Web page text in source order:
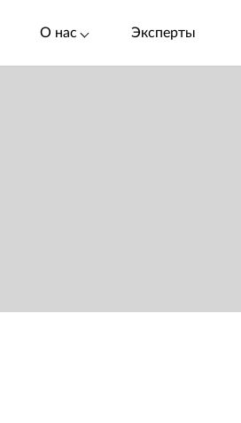
О нас Эксперты